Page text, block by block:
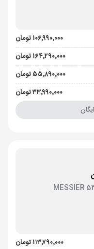
۱۰۶٬۹۹۰٬۰۰۰ تومان
۱۶۴٬۲۹۰٬۰۰۰ تومان
۵۵٬۸۹۰٬۰۰۰ تومان
۳۳٬۹۹۰٬۰۰۰ تومان
MESSIER
۱۱۳٬۷۹۰٬۰۰۰ تومان